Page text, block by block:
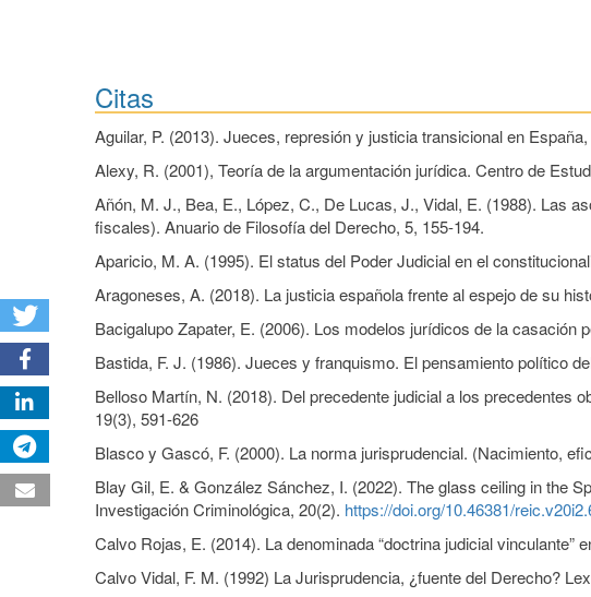
Citas
Aguilar, P. (2013). Jueces, represión y justicia transicional en
Alexy, R. (2001), Teoría de la argumentación jurídica. Centro de
Añón, M. J., Bea, E., López, C., De Lucas, J., Vidal, E. (1988). Las
fiscales). Anuario de Filosofía del Derecho, 5, 155-194.
Aparicio, M. A. (1995). El status del Poder Judicial en el
Aragoneses, A. (2018). La justicia española frente al espejo de su
Bacigalupo Zapater, E. (2006). Los modelos jurídicos de la casación
Bastida, F. J. (1986). Jueces y franquismo. El pensamiento político
Belloso Martín, N. (2018). Del precedente judicial a los precedentes
19(3), 591-626
Blasco y Gascó, F. (2000). La norma jurisprudencial. (Nacimiento,
Blay Gil, E. & González Sánchez, I. (2022). The glass ceiling in the
Investigación Criminológica, 20(2). https://doi.org/10.46381/
Calvo Rojas, E. (2014). La denominada “doctrina judicial
Calvo Vidal, F. M. (1992) La Jurisprudencia, ¿fuente del Derecho?